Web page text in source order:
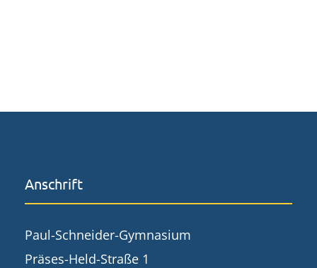
Anschrift
Paul-Schneider-Gymnasium
Präses-Held-Straße 1